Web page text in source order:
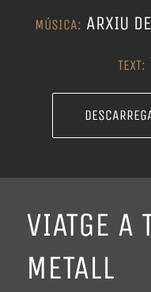
MÚSICA: ARXIU
TEXT:
VIATGE A
METALL